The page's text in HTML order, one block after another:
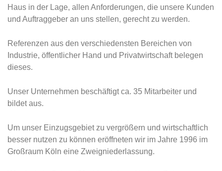
Haus in der Lage, allen Anforderungen, die unsere Kunden
und Auftraggeber an uns stellen, gerecht zu werden.
Referenzen aus den verschiedensten Bereichen von
Industrie, öffentlicher Hand und Privatwirtschaft belegen
dieses.
Unser Unternehmen beschäftigt ca. 35 Mitarbeiter und
bildet aus.
Um unser Einzugsgebiet zu vergrößern und wirtschaftlich
besser nutzen zu können eröffneten wir im Jahre 1996 im
Großraum Köln eine Zweigniederlassung.